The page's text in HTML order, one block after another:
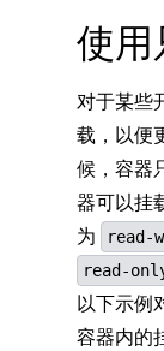
使用
对于某些
载，以便
候，容器
器可以挂
为
read-
read-
以下示例
容器内的